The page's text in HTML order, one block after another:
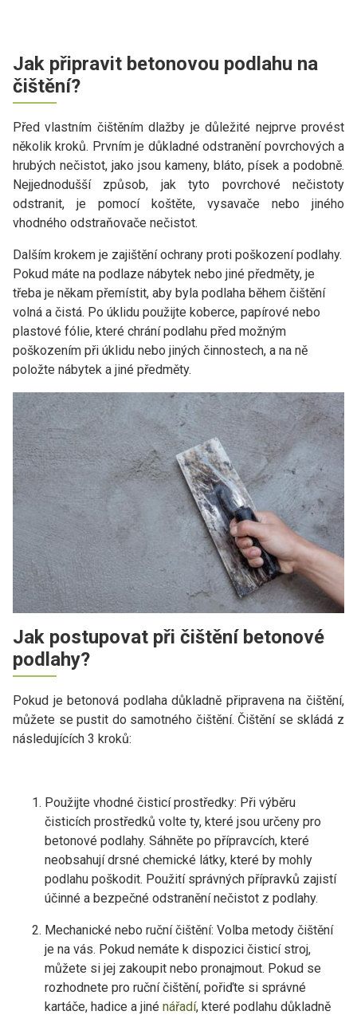
Jak připravit betonovou podlahu na
čištění?
Před vlastním čištěním dlažby je důležité nejprve provést
několik kroků. Prvním je důkladné odstranění povrchových a
hrubých nečistot, jako jsou kameny, bláto, písek a podobně.
Nejjednodušší způsob, jak tyto povrchové nečistoty
odstranit, je pomocí koštěte, vysavače nebo jiného
vhodného odstraňovače nečistot.
Dalším krokem je zajištění ochrany proti poškození podlahy.
Pokud máte na podlaze nábytek nebo jiné předměty, je
třeba je někam přemístit, aby byla podlaha během čištění
volná a čistá. Po úklidu použijte koberce, papírové nebo
plastové fólie, které chrání podlahu před možným
poškozením při úklidu nebo jiných činnostech, a na ně
položte nábytek a jiné předměty.
Jak postupovat při čištění betonové
podlahy?
Pokud je betonová podlaha důkladně připravena na čištění,
můžete se pustit do samotného čištění. Čištění se skládá z
následujících 3 kroků:
Použijte vhodné čisticí prostředky: Při výběru
čisticích prostředků volte ty, které jsou určeny pro
betonové podlahy. Sáhněte po přípravcích, které
neobsahují drsné chemické látky, které by mohly
podlahu poškodit. Použití správných přípravků zajistí
účinné a bezpečné odstranění nečistot z podlahy.
Mechanické nebo ruční čištění: Volba metody čištění
je na vás. Pokud nemáte k dispozici čisticí stroj,
můžete si jej zakoupit nebo pronajmout. Pokud se
rozhodnete pro ruční čištění, pořiďte si správné
kartáče, hadice a jiné nářadí, které podlahu důkladně